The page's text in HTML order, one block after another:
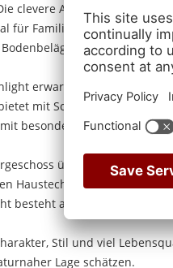
clevere Aufteilung in zwei
für Familien – ob als
wurden hier im
erwartet Sie im
mit Schlafzimmer und
besonderem Flair.
überzeugt mit viel
Haustechnik. Die
besteht aktuell nicht.
Stil und viel
Lage schätzen.